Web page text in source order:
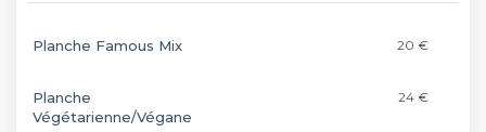
Planche Famous Mix 20 €
Planche
Végétarienne/Végane
24 €